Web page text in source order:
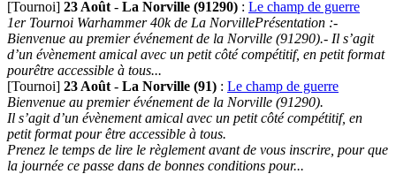
[Tournoi] 23 Août - La Norville (91290) : Le champ de guerre
1er Tournoi Warhammer 40k de La NorvillePrésentation :-
Bienvenue au premier événement de la Norville (91290).- Il s’agit
d’un évènement amical avec un petit côté compétitif, en petit format
pourêtre accessible à tous...
[Tournoi] 23 Août - La Norville (91) : Le champ de guerre
Bienvenue au premier événement de la Norville (91290).
Il s’agit d’un évènement amical avec un petit côté compétitif, en
petit format pour être accessible à tous.
Prenez le temps de lire le règlement avant de vous inscrire, pour que
la journée ce passe dans de bonnes conditions pour...